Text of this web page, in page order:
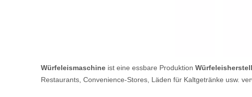
Würfeleismaschine ist eine essbare Produktion
Restaurants, Convenience-Stores, Läden für Kaltgetränke usw.